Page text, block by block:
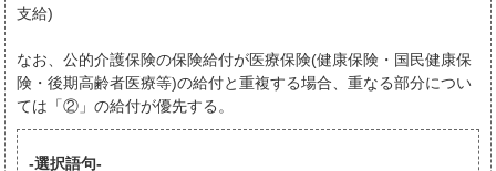
支給)
なお、公的介護保険の保険給付が医療保険(健康保険・国民健康保
険・後期高齢者医療等)の給付と重複する場合、重なる部分につい
ては「②」の給付が優先する。
-選択語句-